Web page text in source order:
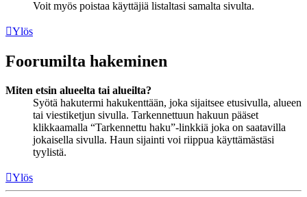
Voit myös poistaa käyttäjiä listaltasi samalta sivulta.
Ylös
Foorumilta hakeminen
Miten etsin alueelta tai alueilta?
Syötä hakutermi hakukenttään, joka sijaitsee etusivulla, alueen
tai viestiketjun sivulla. Tarkennettuun hakuun pääset
klikkaamalla “Tarkennettu haku”-linkkiä joka on saatavilla
jokaisella sivulla. Haun sijainti voi riippua käyttämästäsi
tyylistä.
Ylös